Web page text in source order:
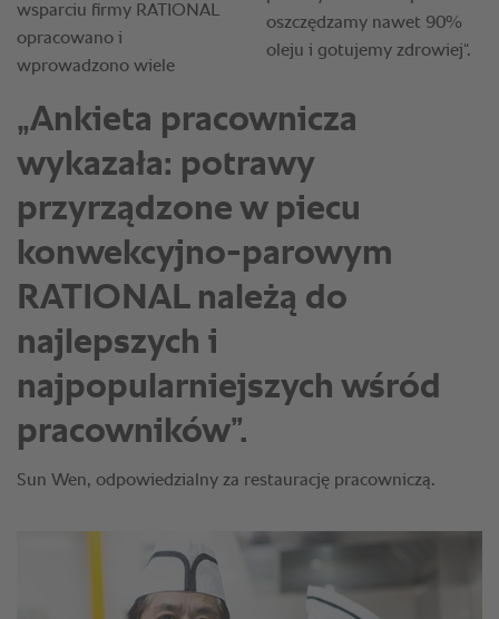
„Ankieta pracownicza
wykazała: potrawy
przyrządzone w piecu
konwekcyjno-parowym
RATIONAL należą do
najlepszych i
najpopularniejszych wśród
pracowników”.
Sun Wen, odpowiedzialny za restaurację pracowniczą.